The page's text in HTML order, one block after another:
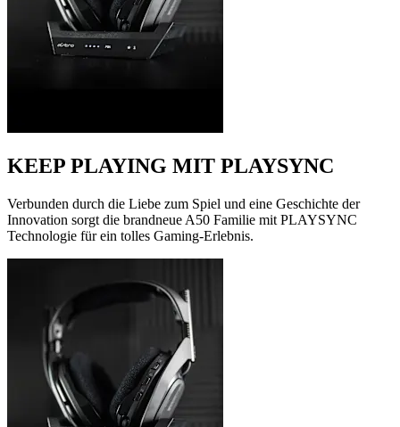
KEEP PLAYING MIT PLAYSYNC
Verbunden durch die Liebe zum Spiel und eine Geschichte der
Innovation sorgt die brandneue A50 Familie mit PLAYSYNC
Technologie für ein tolles Gaming-Erlebnis.